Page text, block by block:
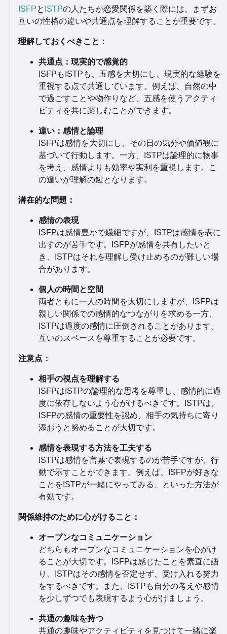
ISFPと ISTPの人たちが恋愛関係を築く際には、まずお
互いの性格の違いや共通点を理解することが重要です。
理解しておくべきこと：
共通点：現実的で感覚的
ISFPもISTPも、五感を大切にし、現実的な経験を
重視する点で共通しています。例えば、自然の中
で過ごすことや物作りなど、五感を使うアクティ
ビティを共に楽しむことができます。
違い：感情と論理
ISFPは感情を大切にし、その日の気分や価値観に
基づいて行動します。一方、ISTPは論理的に物事
を考え、感情よりも効率や実利を重視します。こ
の違いが理解の鍵となります。
潜在的な問題：
感情の表現
ISFPは感情豊かで繊細ですが、ISTPは感情を表に
出すのが苦手です。ISFPが感情を共有したいと
き、ISTPはそれを理解し受け止めるのが難しい場
合があります。
個人の時間と空間
両者ともに一人の時間を大切にしますが、ISFPは
親しい関係での感情的なつながりを求める一方、
ISTPは過度の感情に圧倒されることがあります。
互いのスペースを尊重することが必要です。
注意点：
相手の視点を理解する
ISFPはISTPの論理的な思考を尊重し、感情的に過
度に依存しないよう心がけるべきです。ISTPは、
ISFPの感情の重要性を認め、相手の気持ちに寄り
添おうと努めることが大切です。
感情を表現する方法を工夫する
ISTPは感情を言葉で表現するのが苦手ですが、行
動で示すことができます。例えば、ISFPが好きな
ことをISTPが一緒にやってみる、といった方法が
有効です。
関係維持のために心がけること：
オープンなコミュニケーション
どちらもオープンなコミュニケーションを心がけ
ることが大切です。ISFPは感じたことを素直に語
り、ISTPはその感情を否定せず、受け入れる努力
をするべきです。また、ISTPも自分の考えや感情
を少しずつでも表現するよう心がけましょう。
共通の趣味を持つ
共通の趣味やアクティビティを見つけて一緒に楽